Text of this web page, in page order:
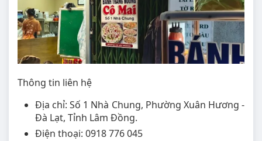
Thông tin liên hệ
Địa chỉ: Số 1 Nhà Chung, Phường Xuân Hương -
Đà Lạt, Tỉnh Lâm Đồng.
Điện thoại: 0918 776 045